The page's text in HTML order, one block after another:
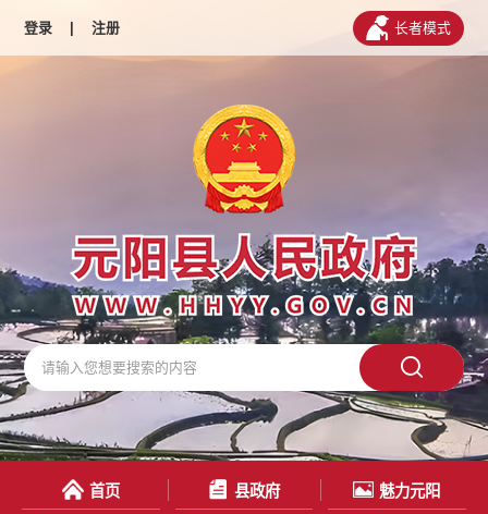
登录 | 注册 长者模式
首页 县政府 魅力元阳